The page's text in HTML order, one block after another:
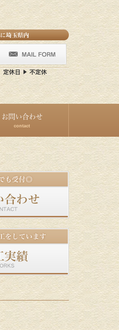
お問い合わせ
contact